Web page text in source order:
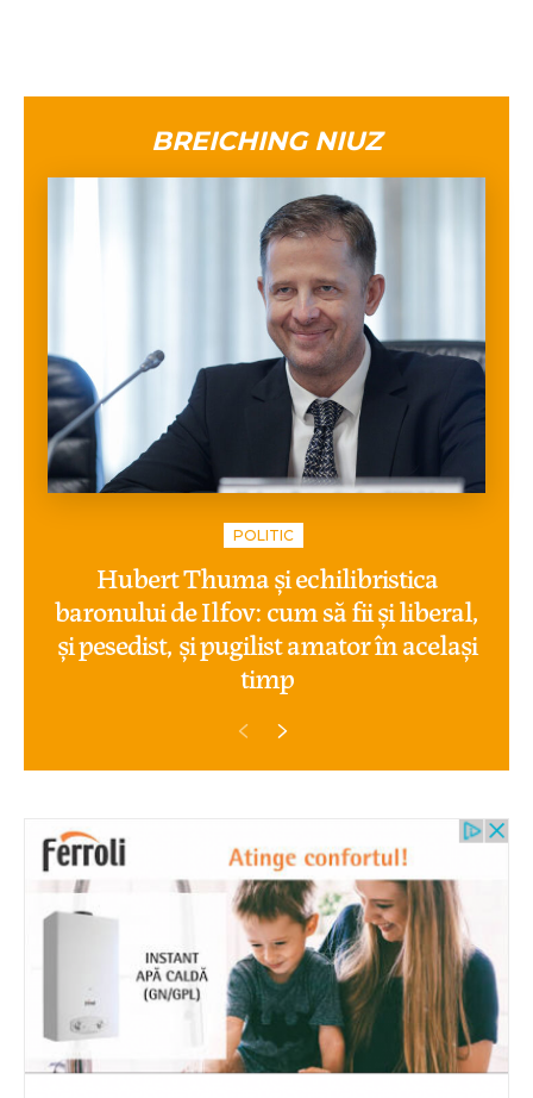
BREICHING NIUZ
POLITIC
Hubert Thuma și echilibristica
baronului de Ilfov: cum să fii și liberal,
și pesedist, și pugilist amator în același
timp